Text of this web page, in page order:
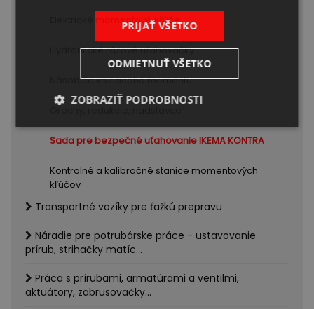
Elektrické momentové kľúče
Hydraulické rázové uťahovačky
Násobiče krútiaceho momentu
Sada pre bezpečné uťahovanie IKEMA KONTRA
Kontrolné a kalibračné stanice momentových
kľúčov
Transportné vozíky pre ťažkú prepravu
Náradie pre potrubárske práce - ustavovanie
prírub, strihačky matíc...
Práca s prírubami, armatúrami a ventilmi,
aktuátory, zabrusovačky...
PRIJAŤ VŠETKO
ODMIETNUŤ VŠETKO
ZOBRAZIŤ PODROBNOSTI